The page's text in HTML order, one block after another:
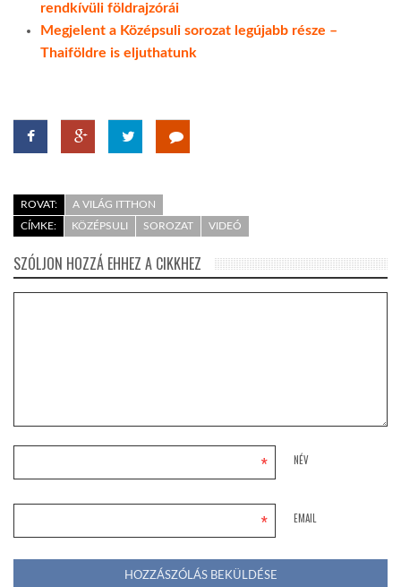
rendkívüli földrajzórái
Megjelent a Középsuli sorozat legújabb része –
Thaiföldre is eljuthatunk
ROVAT:
A VILÁG ITTHON
CÍMKE:
KÖZÉPSULI SOROZAT VIDEÓ
SZÓLJON HOZZÁ EHHEZ A CIKKHEZ
NÉV
*
EMAIL
*